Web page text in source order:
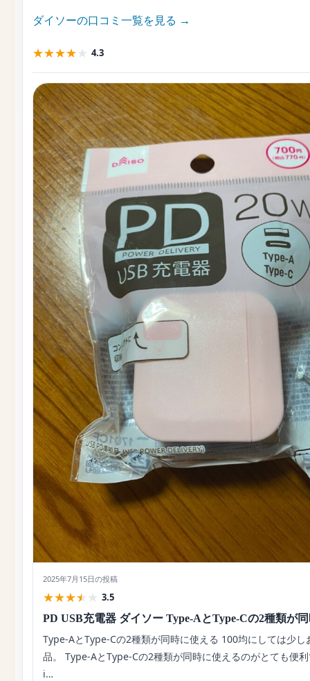
ダイソーの口コミ一覧を見る →
★★★★★ 4.3
2025年7月15日の投稿
★★★★ ★ 3.5
PD USB充電器 ダイソー Type-AとType-Cの2種類が
Type-AとType-Cの2種類が同時に使える 100均にしては少し
品。 Type-AとType-Cの2種類が同時に使えるのがとても便
i…